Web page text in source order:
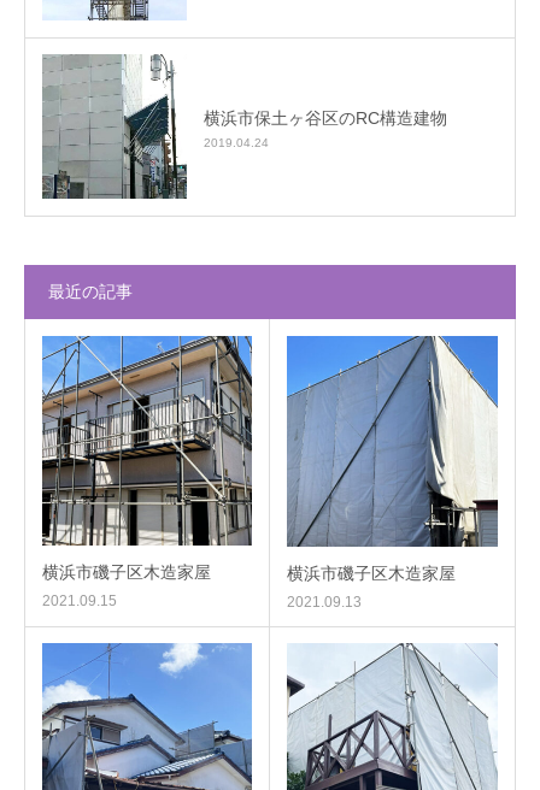
横浜市保土ヶ谷区のRC構造建物
2019.04.24
最近の記事
横浜市磯子区木造家屋
2021.09.15
横浜市磯子区木造家屋
2021.09.13